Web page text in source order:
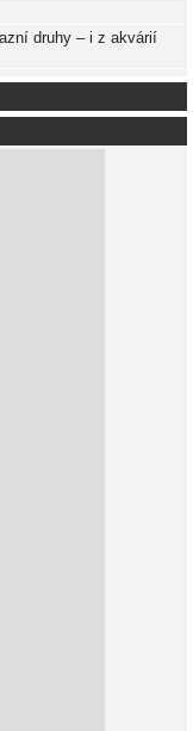
druhy – i z akvárií